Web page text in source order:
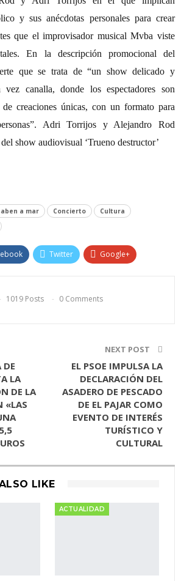
y sus anécdotas personales para crear
que el improvisador musical Mvba viste
En la descripción promocional del
que se trata de “un show delicado y
canalla, donde los espectadores son
creaciones únicas, con un formato para
Adri Torrijos y Alejandro Rod
show audiovisual ‘Trueno destructor’
a mar Concierto
Cultura
Twitter Google+
1019 Posts 0 Comments
DE
LA
DE LA
«LAS
NEXT POST
EL PSOE IMPULSA LA
DECLARACIÓN DEL
ASADERO DE PESCADO
DE EL PAJAR COMO
EVENTO DE INTERÉS
TURÍSTICO Y
CULTURAL
LIKE
ACTUALIDAD